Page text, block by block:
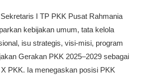
I TP PKK Pusat Rahmania
kebijakan umum, tata kelola
isu strategis, visi-misi, program
Gerakan PKK 2025–2029 sebagai
PKK. Ia menegaskan posisi PKK